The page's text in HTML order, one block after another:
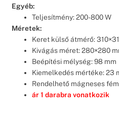
Egyéb:
Teljesítmény: 200-800 W
Méretek:
Keret külső átmérő:
Kivágás méret: 280×280
Beépítési mélység: 98 mm
Kiemelkedés mértéke: 23
Rendelhető mágneses
ár 1 darabra vonatkozik